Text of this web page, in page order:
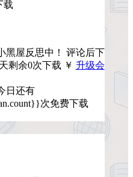
载
黑屋反思中！ 评论后下
剩余0次下载 ￥ 升级会
日还有
次免费下载